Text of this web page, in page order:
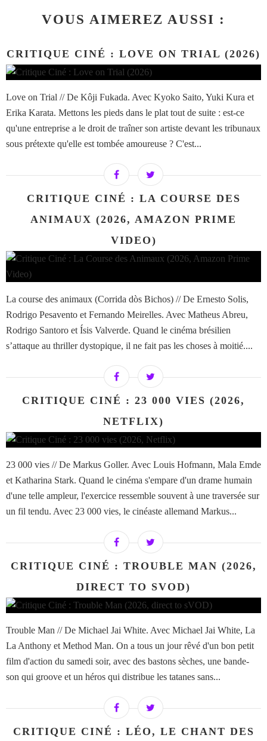
VOUS AIMEREZ AUSSI :
CRITIQUE CINÉ : LOVE ON TRIAL (2026)
Love on Trial // De Kôji Fukada. Avec Kyoko Saito, Yuki Kura et
Erika Karata. Mettons les pieds dans le plat tout de suite : est-ce
qu'une entreprise a le droit de traîner son artiste devant les tribunaux
sous prétexte qu'elle est tombée amoureuse ? C'est...
CRITIQUE CINÉ : LA COURSE DES
ANIMAUX (2026, AMAZON PRIME
VIDEO)
La course des animaux (Corrida dòs Bichos) // De Ernesto Solis,
Rodrigo Pesavento et Fernando Meirelles. Avec Matheus Abreu,
Rodrigo Santoro et Ísis Valverde. Quand le cinéma brésilien
s’attaque au thriller dystopique, il ne fait pas les choses à moitié....
CRITIQUE CINÉ : 23 000 VIES (2026,
NETFLIX)
23 000 vies // De Markus Goller. Avec Louis Hofmann, Mala Emde
et Katharina Stark. Quand le cinéma s'empare d'un drame humain
d'une telle ampleur, l'exercice ressemble souvent à une traversée sur
un fil tendu. Avec 23 000 vies, le cinéaste allemand Markus...
CRITIQUE CINÉ : TROUBLE MAN (2026,
DIRECT TO SVOD)
Trouble Man // De Michael Jai White. Avec Michael Jai White, La
La Anthony et Method Man. On a tous un jour rêvé d'un bon petit
film d'action du samedi soir, avec des bastons sèches, une bande-
son qui groove et un héros qui distribue les tatanes sans...
CRITIQUE CINÉ : LÉO, LE CHANT DES